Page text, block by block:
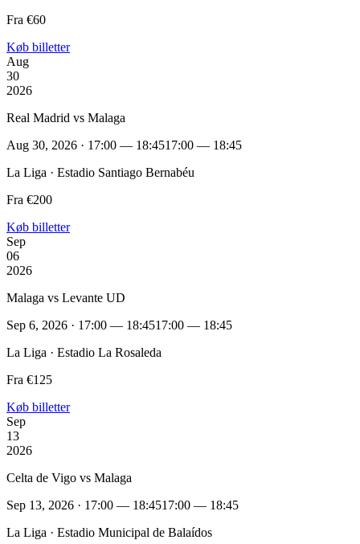
Fra €60
Køb billetter
Aug
30
2026
Real Madrid vs Malaga
Aug 30, 2026 · 17:00 — 18:4517:00 — 18:45
La Liga · Estadio Santiago Bernabéu
Fra €200
Køb billetter
Sep
06
2026
Malaga vs Levante UD
Sep 6, 2026 · 17:00 — 18:4517:00 — 18:45
La Liga · Estadio La Rosaleda
Fra €125
Køb billetter
Sep
13
2026
Celta de Vigo vs Malaga
Sep 13, 2026 · 17:00 — 18:4517:00 — 18:45
La Liga · Estadio Municipal de Balaídos